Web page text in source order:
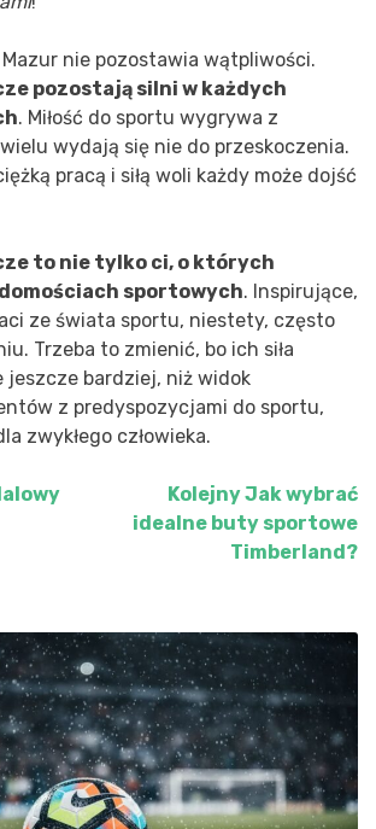
nie pozostawia wątpliwości.
pozostają silni w każdych
. Miłość do sportu wygrywa z
wydają się nie do przeskoczenia.
pracą i siłą woli każdy może dojść
to nie tylko ci, o których
sportowych. Inspirujące,
ze świata sportu, niestety, często
Trzeba to zmienić, bo ich siła
jeszcze bardziej, niż widok
z predyspozycjami do sportu,
zwykłego człowieka.
KolejnyJak wybrać
idealne buty sportowe
Timberland?